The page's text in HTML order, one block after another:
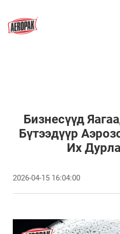
Бизнесүүд
Бүтээдүүр
Их
2026-04-15 16:04:00